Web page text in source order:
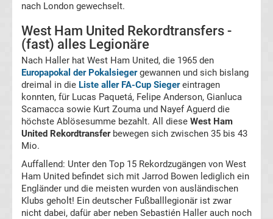
Wasserball
Wintersport
WWE
Sportkalender
Radsport
nach London gewechselt.
West Ham United Rekordtransfers -
(fast) alles Legionäre
Nach Haller hat West Ham United, die 1965 den
Europapokal der Pokalsiegergewannen und sich bislang
dreimal in die Liste aller FA-Cup Siegereintragen
konnten, für Lucas Paquetá, Felipe Anderson, Gianluca
Scamacca sowie Kurt Zouma und Nayef Aguerd die
höchste Ablösesumme bezahlt. All diese West Ham
United Rekordtransferbewegen sich zwischen 35 bis 43
Mio.
Auffallend: Unter den Top 15 Rekordzugängen von West
Ham United befindet sich mit Jarrod Bowen lediglich ein
Engländer und die meisten wurden von ausländischen
Klubs geholt! Ein deutscher Fußballlegionär ist zwar
nicht dabei, dafür aber neben Sebastién Haller auch noch